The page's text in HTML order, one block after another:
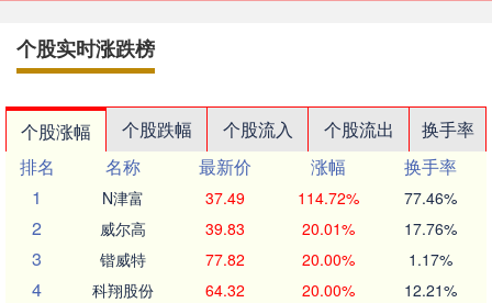
个股实时涨跌榜
个股涨幅 个股跌幅 个股流入 个股流出
换手率
排名
名称 最新价 涨幅
换手率
1
N津富 37.49 114.72% 77.46%
2 威尔高 39.83 20.01% 17.76%
3 锴威特 77.82 20.00% 1.17%
4 科翔股份 64.32 20.00% 12.21%